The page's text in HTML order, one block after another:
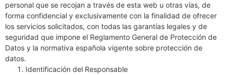
personal que se recojan a través de esta web u otras vías, de
forma confidencial y exclusivamente con la finalidad de ofrecer
los servicios solicitados, con todas las garantías legales y de
seguridad que impone el Reglamento General de Protección de
Datos y la normativa española vigente sobre protección de
datos.
Identificación del Responsable